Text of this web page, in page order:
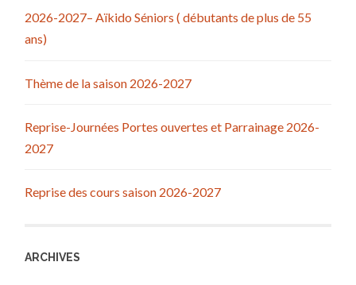
2026-2027– Aïkido Séniors ( débutants de plus de 55
ans)
Thème de la saison 2026-2027
Reprise-Journées Portes ouvertes et Parrainage 2026-
2027
Reprise des cours saison 2026-2027
ARCHIVES